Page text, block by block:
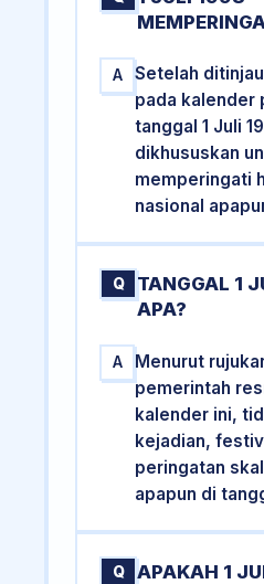
A
Setelah
pada kalender
tanggal 1 Juli
dikhususkan
memperingati
nasional
Q
TANGGAL 1
APA?
A
Menurut
pemerintah
kalender ini,
kejadian,
peringatan
apapun di
Q
APAKAH 1